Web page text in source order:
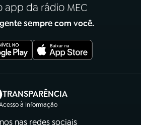
app da rádio MEC
sempre com você.
TRANSPARÊNCIA
à Informação
(abre em nova aba)
nas redes sociais